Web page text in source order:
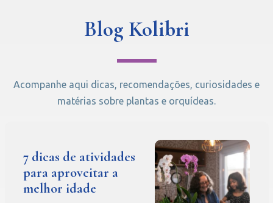
Blog Kolibri
Acompanhe aqui dicas, recomendações, curiosidades e
matérias sobre plantas e orquídeas.
7 dicas de atividades
para aproveitar a
melhor idade